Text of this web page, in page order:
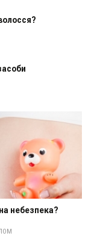
небезпека?